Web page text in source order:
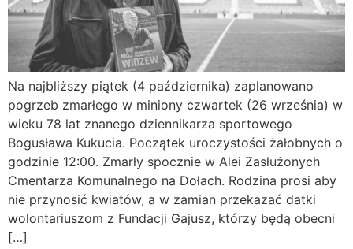
Na najbliższy piątek (4 października) zaplanowano
pogrzeb zmarłego w miniony czwartek (26 września) w
wieku 78 lat znanego dziennikarza sportowego
Bogusława Kukucia. Początek uroczystości żałobnych o
godzinie 12:00. Zmarły spocznie w Alei Zasłużonych
Cmentarza Komunalnego na Dołach. Rodzina prosi aby
nie przynosić kwiatów, a w zamian przekazać datki
wolontariuszom z Fundacji Gajusz, którzy będą obecni
[…]